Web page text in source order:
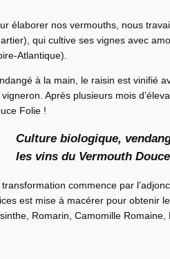
élaborer nos vermouths, nous
qui cultive ses vignes avec
Atlantique).
à la main, le raisin est vinifié
Après plusieurs mois
Folie !
Culture biologique,
les vins du Vermouth
transformation commence par
est mise à macérer pour obtenir
Romarin, Camomille